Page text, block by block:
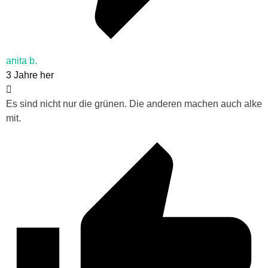
anita b.
3 Jahre her
Es sind nicht nur die grünen. Die anderen machen auch alke
mit.